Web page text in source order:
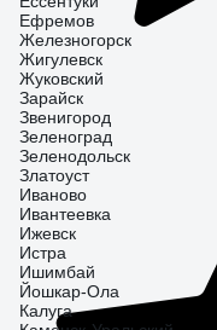
Ефремов
Железногорск
Жигулевск
Жуковский
Зарайск
Звенигород
Зеленоград
Зеленодольск
Златоуст
Иваново
Ивантеевка
Ижевск
Истра
Ишимбай
Йошкар-Ола
Калуга